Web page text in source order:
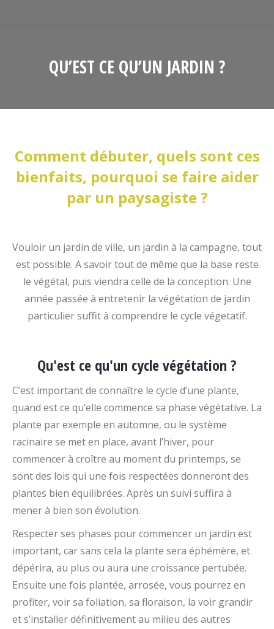
QU’EST CE QU’UN JARDIN ?
Comment débuter, quels sont ces
bienfaits, pourquoi se faire aider
par un paysagiste ?
Vouloir un jardin de ville, un jardin à la campagne, tout
est possible. A savoir tout de même que la base reste
le végétal, puis viendra celle de la conception. Une
année passée à entretenir la végétation de jardin
particulier suffit à comprendre le cycle végetatif.
Qu'est ce qu'un cycle végétation ?
C’est important de connaître le cycle d’une plante,
quand est ce qu’elle commence sa phase végétative. La
plante par exemple en automne, ou le système
racinaire se met en place, avant l’hiver, pour
commencer à croître au moment du printemps, se
sont des lois qui une fois respectées donneront des
plantes bien équilibrées. Après un suivi suffira à
mener à bien son évolution.
Respecter ses phases pour commencer un jardin est
important, car sans cela la plante sera éphémère, et
dépérira, au plus ou aura une croissance pertubée.
Ensuite une fois plantée, arrosée, vous pourrez en
profiter, voir sa foliation, sa floraison, la voir grandir
et s’installer définitivement au milieu des autres